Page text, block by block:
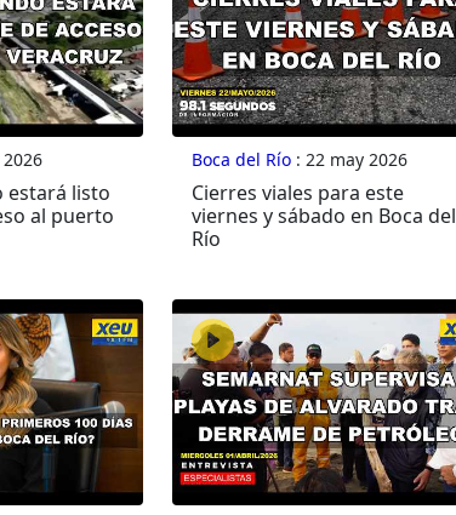
estará listo
al puerto
Boca del Río: 22 may 2026
Cierres viales para este
viernes y sábado en Boca del
Río